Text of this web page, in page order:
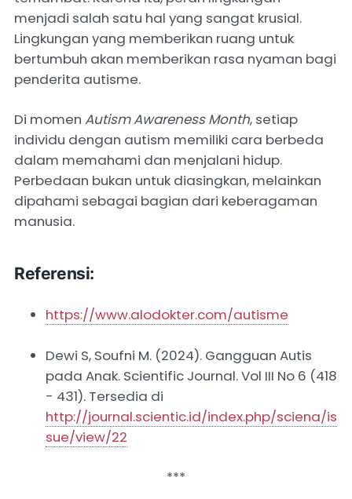
menjadi salah satu hal yang sangat krusial.
Lingkungan yang memberikan ruang untuk
bertumbuh akan memberikan rasa nyaman bagi
penderita autisme.
Di momen Autism Awareness Month, setiap
individu dengan autism memiliki cara berbeda
dalam memahami dan menjalani hidup.
Perbedaan bukan untuk diasingkan, melainkan
dipahami sebagai bagian dari keberagaman
manusia.
Referensi:
https://www.alodokter.com/autisme
Dewi S, Soufni M. (2024). Gangguan Autis
pada Anak. Scientific Journal. Vol III No 6 (418
- 431). Tersedia di
http://journal.scientic.id/index.php/sciena/is
sue/view/22
***